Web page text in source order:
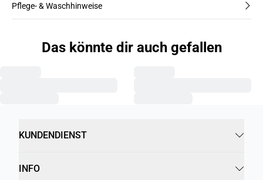
Pflege- & Waschhinweise
Das könnte dir auch gefallen
KUNDENDIENST
INFO